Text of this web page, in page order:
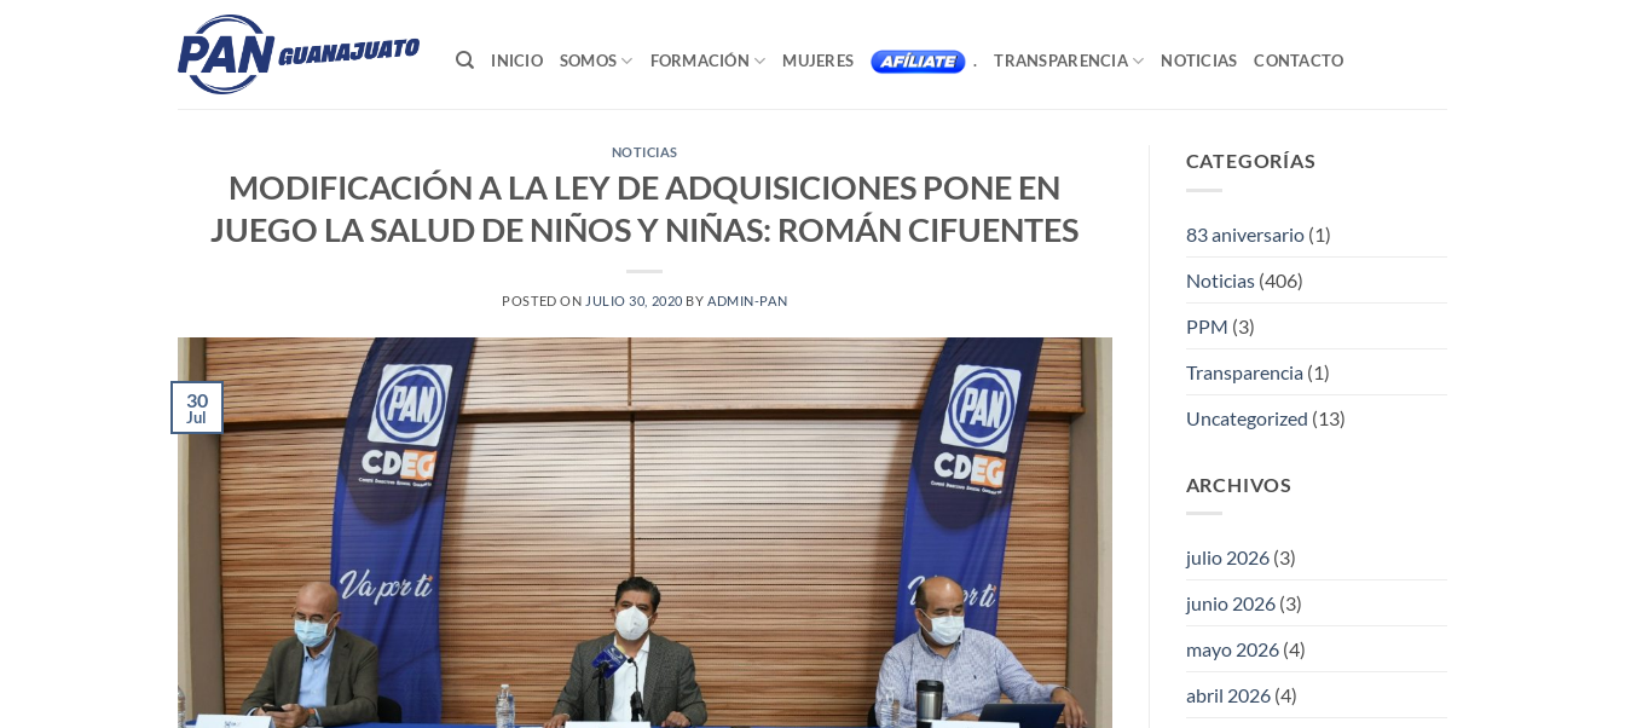
INICIO SOMOS FORMACIÓN MUJERES . TRANSPARENCIA NOTICIAS CONTACTO
NOTICIAS
MODIFICACIÓN A LA LEY DE ADQUISICIONES PONE EN
JUEGO LA SALUD DE NIÑOS Y NIÑAS: ROMÁN CIFUENTES
POSTED ON JULIO 30, 2020 BY ADMIN-PAN
30
Jul
CATEGORÍAS
83 aniversario(1)
Noticias(406)
PPM (3)
Transparencia(1)
Uncategorized (13)
ARCHIVOS
julio 2026(3)
junio 2026(3)
mayo 2026(4)
abril 2026(4)